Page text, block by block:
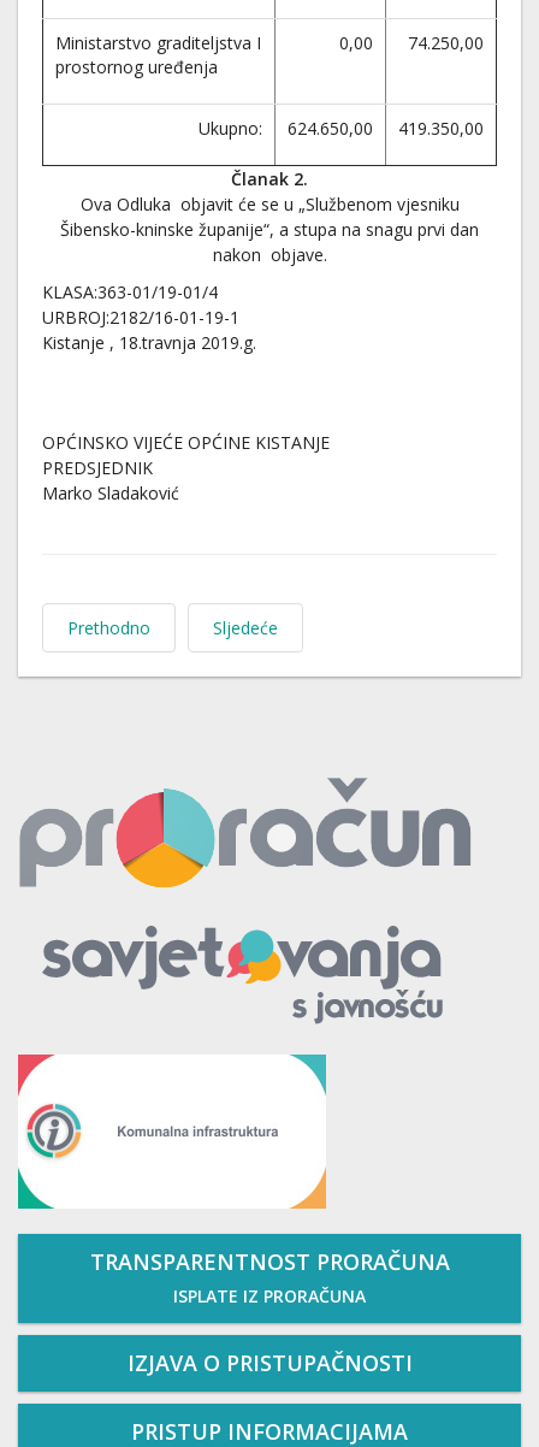
Ministarstvo graditeljstva I
prostornog uređenja
0,00 74.250,00
Ukupno: 624.650,00 419.350,00
Članak 2.
Ova Odluka objavit će se u „Službenom vjesniku
Šibensko-kninske županije“, a stupa na snagu prvi dan
nakon objave.
KLASA:363-01/19-01/4
URBROJ:2182/16-01-19-1
Kistanje , 18.travnja 2019.g.
OPĆINSKO VIJEĆE OPĆINE KISTANJE
PREDSJEDNIK
Marko Sladaković
Prethodno Sljedeće
TRANSPARENTNOST PRORAČUNA
ISPLATE IZ PRORAČUNA
IZJAVA O PRISTUPAČNOSTI
PRISTUP INFORMACIJAMA